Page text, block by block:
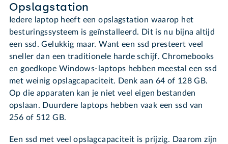
Opslagstation
Iedere laptop heeft een opslagstation waarop het
besturingssysteem is geïnstalleerd. Dit is nu bijna altijd
een ssd. Gelukkig maar. Want een ssd presteert veel
sneller dan een traditionele harde schijf. Chromebooks
en goedkope Windows-laptops hebben meestal een ssd
met weinig opslagcapaciteit. Denk aan 64 of 128 GB.
Op die apparaten kan je niet veel eigen bestanden
opslaan. Duurdere laptops hebben vaak een ssd van
256 of 512 GB.
Een ssd met veel opslagcapaciteit is prijzig. Daarom zijn